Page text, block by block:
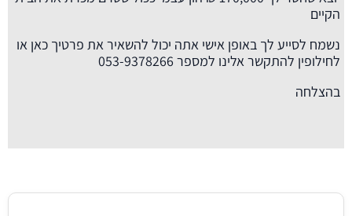
הקיים
נשמח לסייע לך באופן אישי אתה יכול להשאיר את פרטיך כאן או
לחילופין להתקשר אלינו למספר 053-9378266
בהצלחה